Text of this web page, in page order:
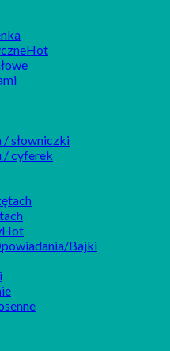
/ słowniczki
/ cyferek
Bajki